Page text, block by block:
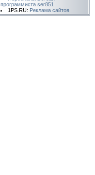
программиста ser851
1PS.RU: Реклама сайтов